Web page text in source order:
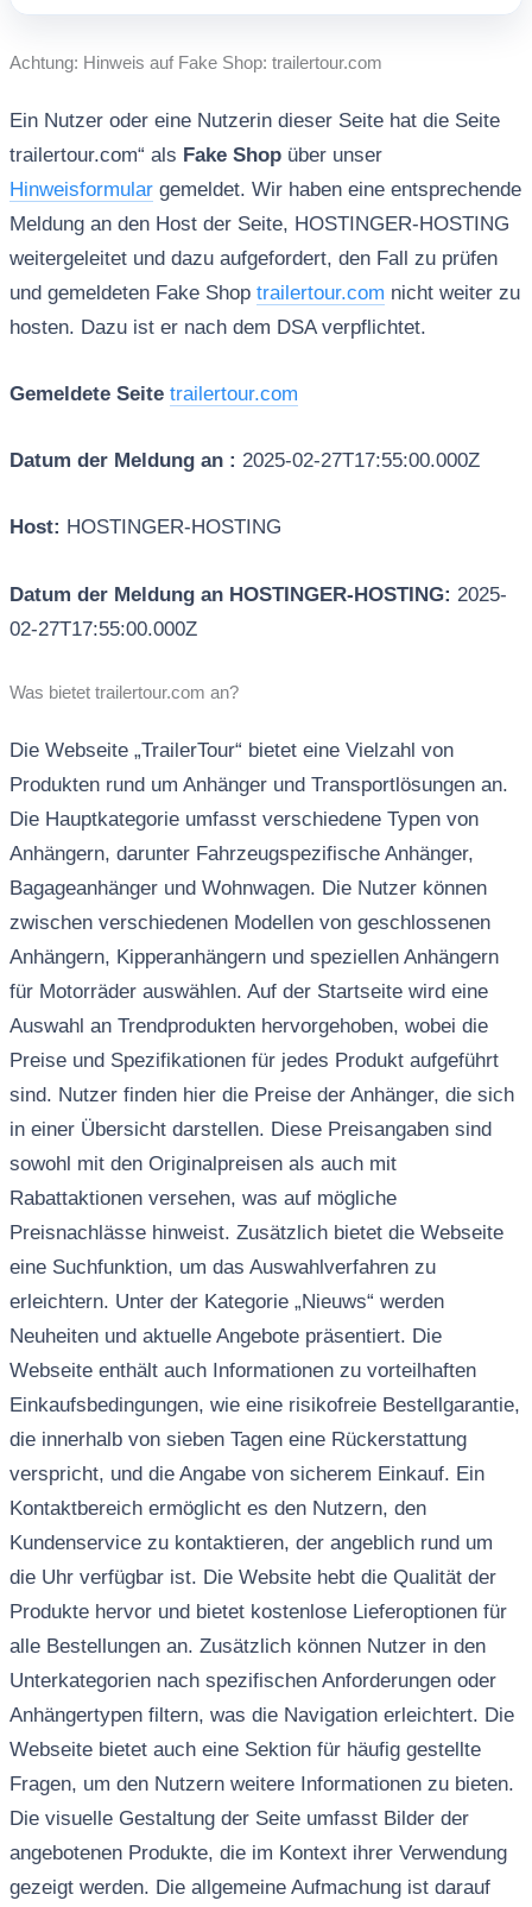
Achtung: Hinweis auf Fake Shop: trailertour.com
Ein Nutzer oder eine Nutzerin dieser Seite hat die Seite
trailertour.com“ als Fake Shopüber unser
Hinweisformulargemeldet. Wir haben eine entsprechende
Meldung an den Host der Seite, HOSTINGER-HOSTING
weitergeleitet und dazu aufgefordert, den Fall zu prüfen
und gemeldeten Fake Shop trailertour.com nicht weiter zu
hosten. Dazu ist er nach dem DSA verpflichtet.
Gemeldete Seite trailertour.com
Datum der Meldung an : 2025-02-27T17:55:00.000Z
Host: HOSTINGER-HOSTING
Datum der Meldung an HOSTINGER-HOSTING: 2025-
02-27T17:55:00.000Z
Was bietet trailertour.com an?
Die Webseite „TrailerTour“ bietet eine Vielzahl von
Produkten rund um Anhänger und Transportlösungen an.
Die Hauptkategorie umfasst verschiedene Typen von
Anhängern, darunter Fahrzeugspezifische Anhänger,
Bagageanhänger und Wohnwagen. Die Nutzer können
zwischen verschiedenen Modellen von geschlossenen
Anhängern, Kipperanhängern und speziellen Anhängern
für Motorräder auswählen. Auf der Startseite wird eine
Auswahl an Trendprodukten hervorgehoben, wobei die
Preise und Spezifikationen für jedes Produkt aufgeführt
sind. Nutzer finden hier die Preise der Anhänger, die sich
in einer Übersicht darstellen. Diese Preisangaben sind
sowohl mit den Originalpreisen als auch mit
Rabattaktionen versehen, was auf mögliche
Preisnachlässe hinweist. Zusätzlich bietet die Webseite
eine Suchfunktion, um das Auswahlverfahren zu
erleichtern. Unter der Kategorie „Nieuws“ werden
Neuheiten und aktuelle Angebote präsentiert. Die
Webseite enthält auch Informationen zu vorteilhaften
Einkaufsbedingungen, wie eine risikofreie Bestellgarantie,
die innerhalb von sieben Tagen eine Rückerstattung
verspricht, und die Angabe von sicherem Einkauf. Ein
Kontaktbereich ermöglicht es den Nutzern, den
Kundenservice zu kontaktieren, der angeblich rund um
die Uhr verfügbar ist. Die Website hebt die Qualität der
Produkte hervor und bietet kostenlose Lieferoptionen für
alle Bestellungen an. Zusätzlich können Nutzer in den
Unterkategorien nach spezifischen Anforderungen oder
Anhängertypen filtern, was die Navigation erleichtert. Die
Webseite bietet auch eine Sektion für häufig gestellte
Fragen, um den Nutzern weitere Informationen zu bieten.
Die visuelle Gestaltung der Seite umfasst Bilder der
angebotenen Produkte, die im Kontext ihrer Verwendung
gezeigt werden. Die allgemeine Aufmachung ist darauf